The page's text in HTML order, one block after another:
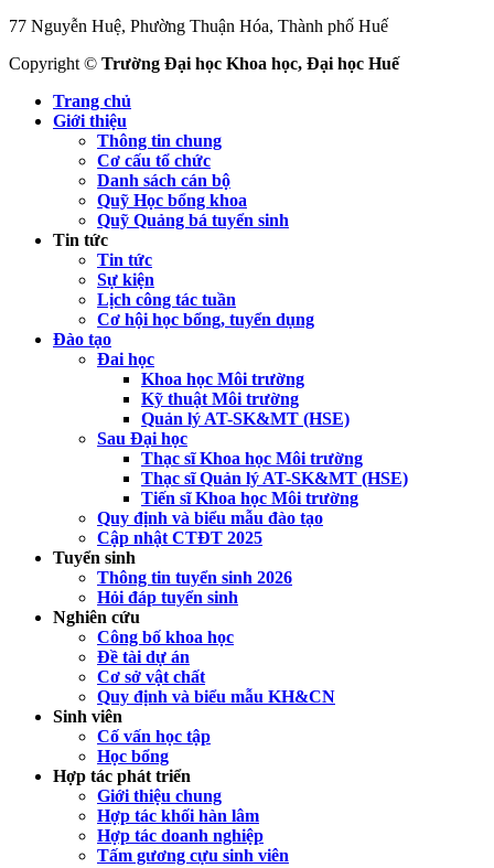
77 Nguyễn Huệ, Phường Thuận Hóa, Thành phố Huế
Copyright © Trường Đại học Khoa học, Đại học Huế
Trang chủ
Giới thiệu
Thông tin chung
Cơ cấu tổ chức
Danh sách cán bộ
Quỹ Học bổng khoa
Quỹ Quảng bá tuyển sinh
Tin tức
Tin tức
Sự kiện
Lịch công tác tuần
Cơ hội học bổng, tuyển dụng
Đào tạo
Đai học
Khoa học Môi trường
Kỹ thuật Môi trường
Quản lý AT-SK&MT (HSE)
Sau Đại học
Thạc sĩ Khoa học Môi trường
Thạc sĩ Quản lý AT-SK&MT (HSE)
Tiến sĩ Khoa học Môi trường
Quy định và biểu mẫu đào tạo
Cập nhật CTĐT 2025
Tuyển sinh
Thông tin tuyển sinh 2026
Hỏi đáp tuyển sinh
Nghiên cứu
Công bố khoa học
Đề tài dự án
Cơ sở vật chất
Quy định và biểu mẫu KH&CN
Sinh viên
Cố vấn học tập
Học bổng
Hợp tác phát triển
Giới thiệu chung
Hợp tác khối hàn lâm
Hợp tác doanh nghiệp
Tấm gương cựu sinh viên